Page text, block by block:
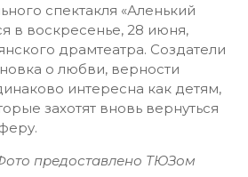
спектакля «Аленький
в воскресенье, 28 июня,
драмтеатра. Создатели
о любви, верности
интересна как детям,
захотят вновь вернуться
предоставлено ТЮЗом